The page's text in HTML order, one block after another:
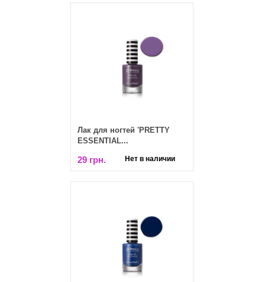
Лак для ногтей 'PRETTY
ESSENTIAL...
29 грн. Нет в наличии